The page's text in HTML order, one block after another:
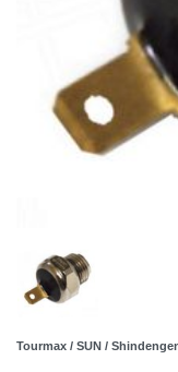
Tourmax / SUN /